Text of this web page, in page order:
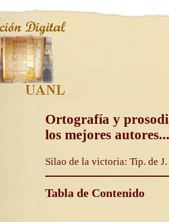
Ortografía y
los mejores
Silao de la victoria: Tip. de
Tabla de Contenido